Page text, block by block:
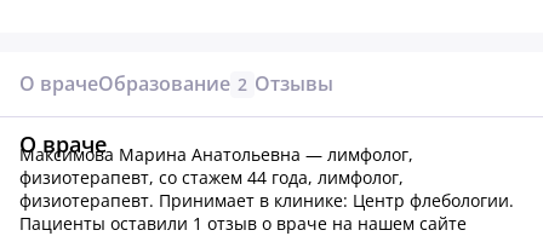
О врачеОбразование 2 Отзывы
О враче
Максимова Марина Анатольевна — лимфолог,
физиотерапевт, со стажем 44 года, лимфолог,
физиотерапевт. Принимает в клинике: Центр флебологии.
Пациенты оставили 1 отзыв о враче на нашем сайте